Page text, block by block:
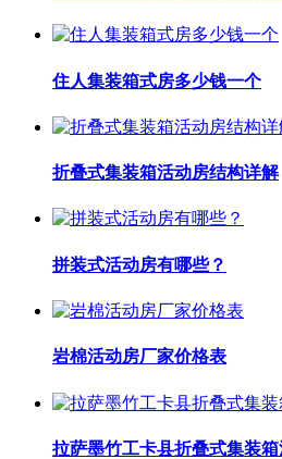
住人集装箱式房多少钱一个
折叠式集装箱活动房结构详解
拼装式活动房有哪些？
岩棉活动房厂家价格表
拉萨墨竹工卡县折叠式集装